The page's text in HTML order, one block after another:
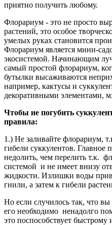
приятно получить любому.
Флорариум - это не просто
растений, это особое
умелых руках становится
Флорариум является мини-
экосистемой. Начинающим
самый простой флорариум,
бутылки высаживаются
например, кактусы и
декоративными элементами,
Чтобы не погубить
правила:
1.) Не заливайте флорариум,
гибели суккулентов. Главное
недолить, чем перелить т.к.
системой и не имеет внизу
жидкости. Излишки воды
гнили, а затем к гибели
Но если случилось так, что
его необходимо ненадолго
это поспособствует